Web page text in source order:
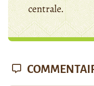
centrale.